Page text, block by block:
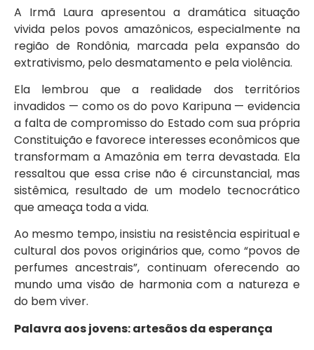
A Irmã Laura apresentou a dramática situação
vivida pelos povos amazônicos, especialmente na
região de Rondônia, marcada pela expansão do
extrativismo, pelo desmatamento e pela violência.
Ela lembrou que a realidade dos territórios
invadidos — como os do povo Karipuna — evidencia
a falta de compromisso do Estado com sua própria
Constituição e favorece interesses econômicos que
transformam a Amazônia em terra devastada. Ela
ressaltou que essa crise não é circunstancial, mas
sistêmica, resultado de um modelo tecnocrático
que ameaça toda a vida.
Ao mesmo tempo, insistiu na resistência espiritual e
cultural dos povos originários que, como “povos de
perfumes ancestrais”, continuam oferecendo ao
mundo uma visão de harmonia com a natureza e
do bem viver.
Palavra aos jovens: artesãos da esperança